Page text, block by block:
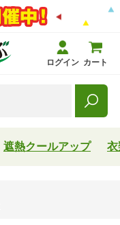
ログイン カート
遮熱クールアップ 衣